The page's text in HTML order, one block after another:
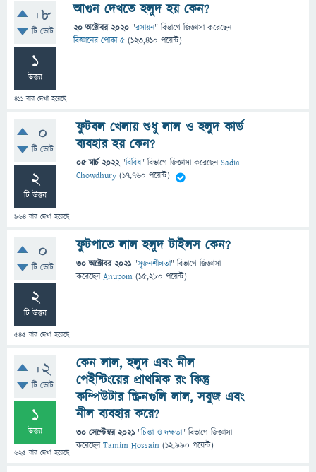
+8
টি ভোট
1
উত্তর
411 বার দেখা হয়েছে
আগুন দেখতে হলুদ হয় কেন?
20 অক্টোবর 2020 "রসায়ন" বিভাগে জিজ্ঞাসাকরেছেন
বিজ্ঞানের পোকা ৫ (123,410 পয়েন্ট)
0
টি ভোট
2
টি উত্তর
964 বার দেখা হয়েছে
ফুটবল খেলায় শুধু লাল ও হলুদ কার্ড
ব্যবহার হয় কেন?
05 মার্চ 2022 "বিবিধ" বিভাগে জিজ্ঞাসাকরেছেনSadia
Chowdhury (17,760 পয়েন্ট)
0
টি ভোট
2
টি উত্তর
545 বার দেখা হয়েছে
ফুটপাতে লাল হলুদ টাইলস কেন?
30 অক্টোবর 2021 "সৃজনশীলতা" বিভাগে জিজ্ঞাসা
করেছেনAnupom (15,280 পয়েন্ট)
+2
টি ভোট
1
উত্তর
625 বার দেখা হয়েছে
কেন লাল, হলুদ এবং নীল
পেইন্টিংয়ের প্রাথমিক রং কিন্তু
কম্পিউটার স্ক্রিনগুলি লাল, সবুজ এবং
নীল ব্যবহার করে?
30 সেপ্টেম্বর 2021 "চিন্তা ও দক্ষতা" বিভাগে জিজ্ঞাসা
করেছেনTamim Hossain (12,990 পয়েন্ট)